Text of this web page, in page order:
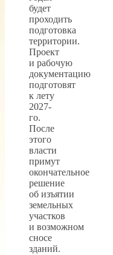
будет
проходить
подготовка
территории.
Проект
и рабочую
документацию
подготовят
к лету
2027-
го.
После
этого
власти
примут
окончательное
решение
об изъятии
земельных
участков
и возможном
сносе
зданий.